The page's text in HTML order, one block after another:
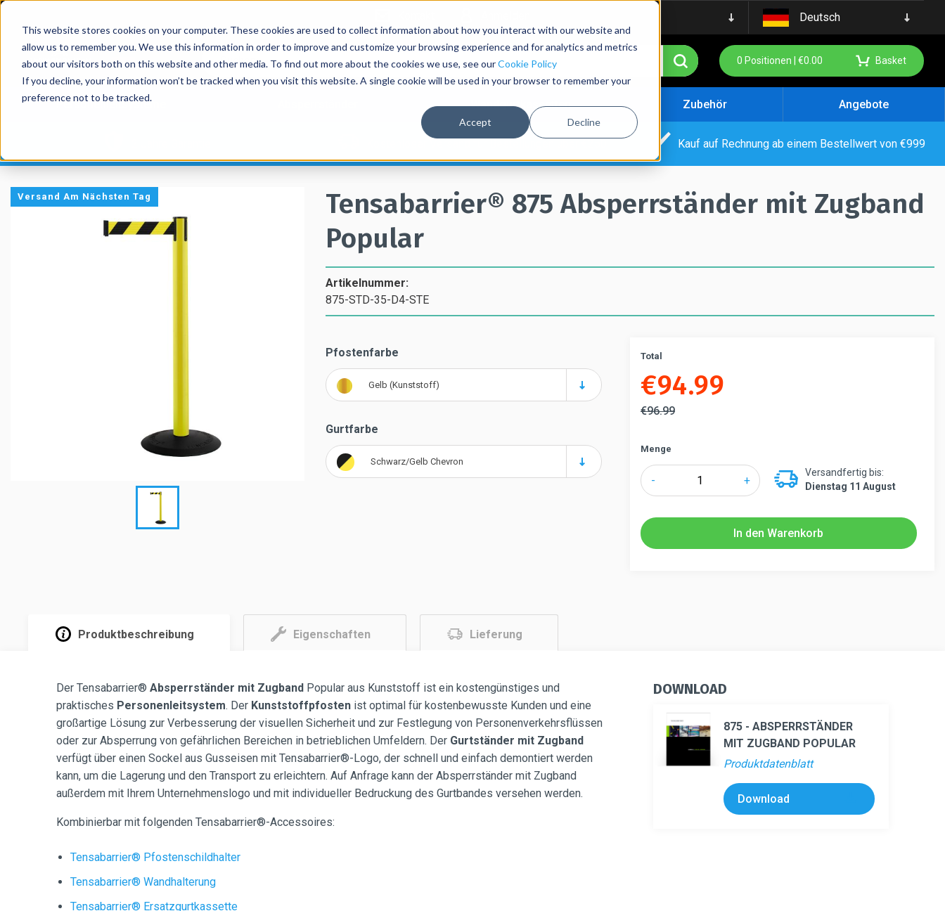
This website stores cookies on your computer. These cookies are used to collect information about how you interact with our website and
allow us to remember you. We use this information in order to improve and customize your browsing experience and for analytics and metrics
about our visitors both on this website and other media. To find out more about the cookies we use, see ourCookie Policy
If you decline, your information won’t be tracked when you visit this website. A single cookie will be used in your browser to remember your
preference not to be tracked.
Accept Decline
Deutsch
0 Positionen | €0.00 Basket
Personenleitsysteme Wandgurtkassetten Zubehör Angebote
Kauf auf Rechnung ab einem Bestellwert von €999
Versand Am Nächsten Tag
Tensabarrier® 875 Absperrständer mit Zugband
Popular
Artikelnummer:
875-STD-35-D4-STE
Pfostenfarbe
Gelb (Kunststoff)
Gurtfarbe
Schwarz/Gelb Chevron
Total
€94.99
€96.99
Menge
- +
Versandfertig bis:
Dienstag 11 August
In den Warenkorb
Produktbeschreibung Eigenschaften Lieferung
Der Tensabarrier® Absperrständer mit Zugband Popular aus Kunststoff ist ein kostengünstiges und
praktisches Personenleitsystem. Der Kunststoffpfosten ist optimal für kostenbewusste Kunden und eine
großartige Lösung zur Verbesserung der visuellen Sicherheit und zur Festlegung von Personenverkehrsflüssen
oder zur Absperrung von gefährlichen Bereichen in betrieblichen Umfeldern. Der Gurtständer mit Zugband
verfügt über einen Sockel aus Gusseisen mit Tensabarrier®-Logo, der schnell und einfach demontiert werden
kann, um die Lagerung und den Transport zu erleichtern. Auf Anfrage kann der Absperrständer mit Zugband
außerdem mit Ihrem Unternehmenslogo und mit individueller Bedruckung des Gurtbandes versehen werden.
Kombinierbar mit folgenden Tensabarrier®-Accessoires:
Tensabarrier® Pfostenschildhalter
Tensabarrier® Wandhalterung
Tensabarrier® Ersatzgurtkassette
DOWNLOAD
875 - ABSPERRSTÄNDER
MIT ZUGBAND POPULAR
Produktdatenblatt
Download